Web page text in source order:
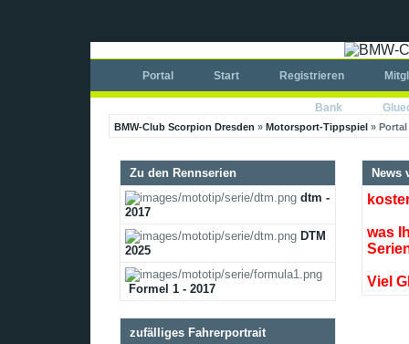
Portal Start Registrieren
Bank
BMW-Club Scorpion Dresden » Motorsport-Tippspiel » Portal
Zu den Rennserien
dtm -
2017
DTM
2025
Formel 1 - 2017
zufälliges Fahrerportrait
News
was
Viel